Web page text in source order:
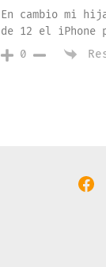
En cambio mi
de 12 el iPhone
0